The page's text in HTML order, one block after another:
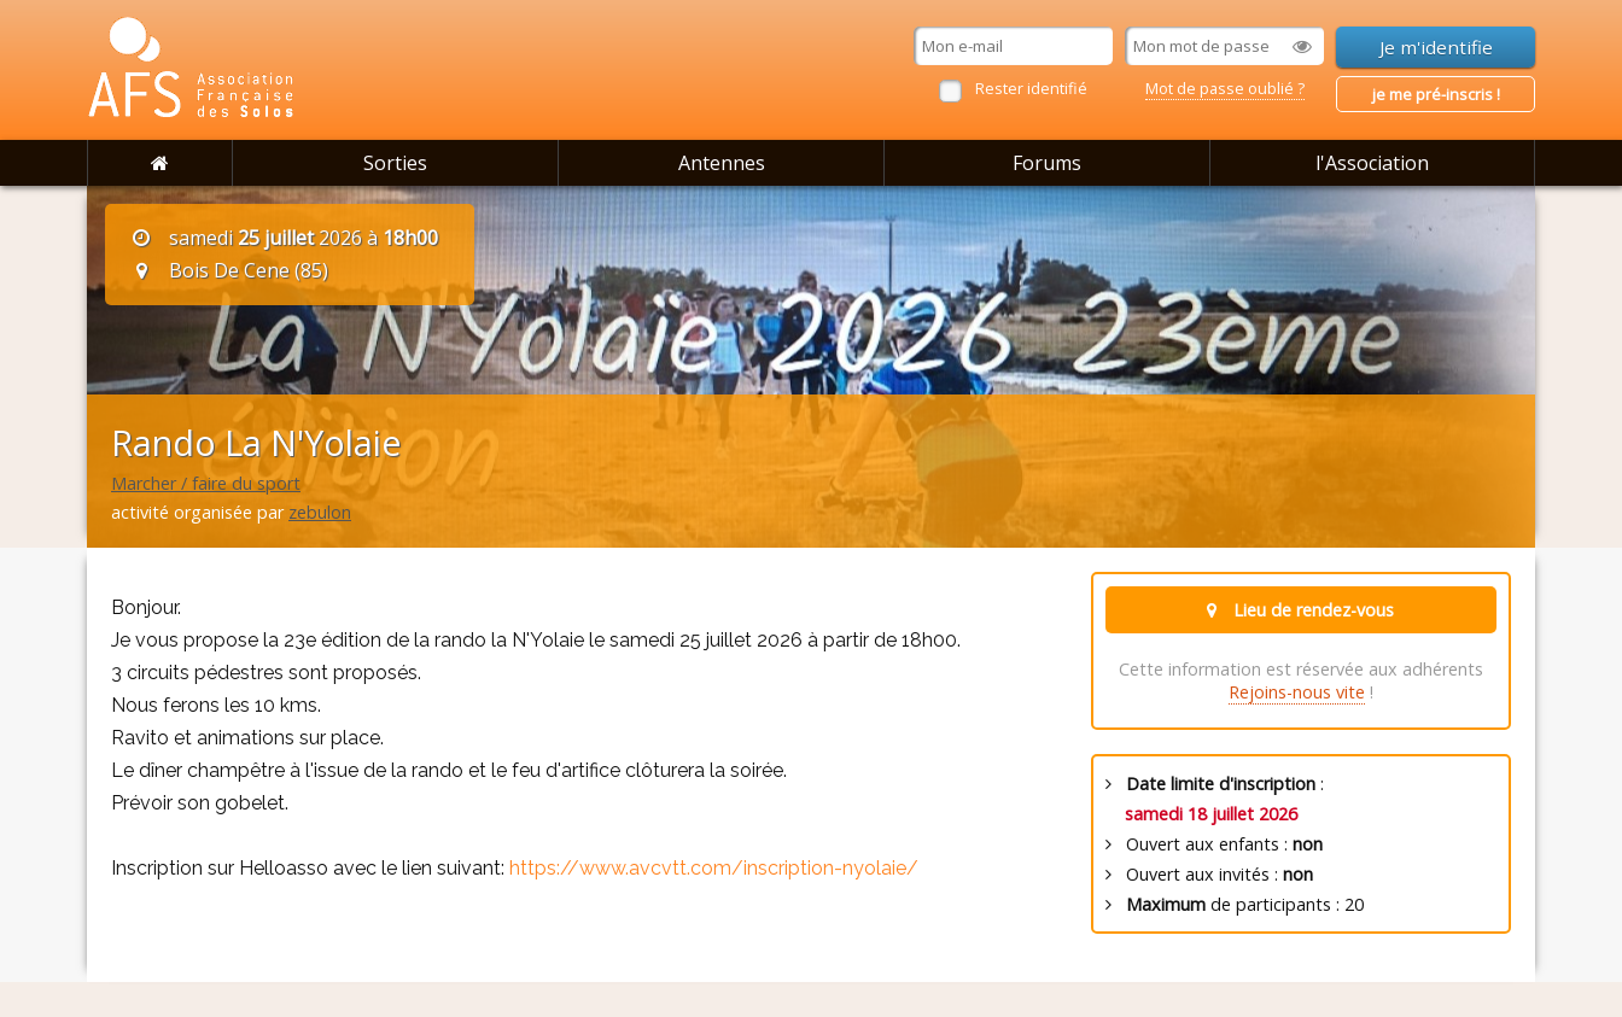
Rester identifié Mot de passe oublié ? je me pré-inscris !
Sorties Antennes Forums l'Association
samedi25 juillet2026 à 18h00
Bois De Cene (85)
Rando La N'Yolaie
Marcher / faire du sport
activité organisée par zebulon
Bonjour.
Je vous propose la 23e édition de la rando la N'Yolaie le samedi 25 juillet 2026 à partir de 18h00.
3 circuits pédestres sont proposés.
Nous ferons les 10 kms.
Ravito et animations sur place.
Le dîner champêtre à l'issue de la rando et le feu d'artifice clôturera la soirée.
Prévoir son gobelet.
Inscription sur Helloasso avec le lien suivant: https://www.avcvtt.com/inscription-nyolaie/
Lieu de rendez-vous
Cette information est réservée aux adhérents
Rejoins-nous vite !
Date limite d'inscription:
samedi 18 juillet 2026
Ouvert aux enfants : non
Ouvert aux invités : non
Maximumde participants : 20